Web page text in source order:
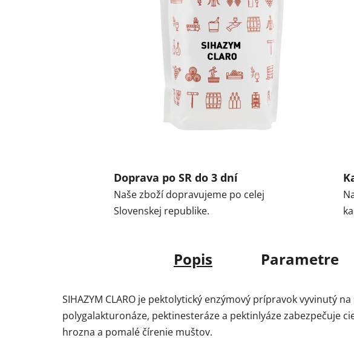
Doprava po SR do 3 dní
Naše zboží dopravujeme po celej
Slovenskej republike.
Popis Parametre
SIHAZYM CLARO je pektolytický enzýmový prípravok vyvinutý
polygalakturonáze, pektinesteráze a pektinlyáze zabezpečuje
hrozna a pomalé čírenie muštov.